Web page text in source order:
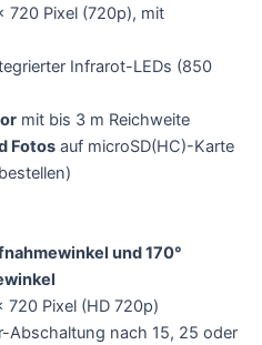
720 Pixel (720p), mit
Infrarot-LEDs (850
mit bis 3 m Reichweite
Fotosauf microSD(HC)-Karte
und 170°
Pixel (HD 720p)
Abschaltung nach 15, 25 oder